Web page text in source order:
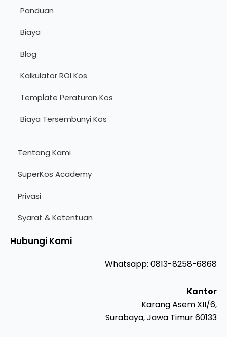
Panduan
Biaya
Blog
Kalkulator ROI Kos
Template Peraturan Kos
Biaya Tersembunyi Kos
Tentang Kami
SuperKos Academy
Privasi
Syarat & Ketentuan
Hubungi Kami
Whatsapp: 0813-8258-6868
Kantor
Karang Asem XII/6,
Surabaya, Jawa Timur 60133